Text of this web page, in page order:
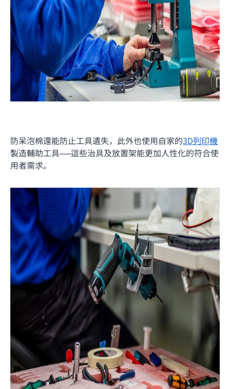
防呆泡棉還能防止工具遺失，此外也使用自家的3D列印機
製造輔助工具──這些治具及放置架能更加人性化的符合使
用者需求。